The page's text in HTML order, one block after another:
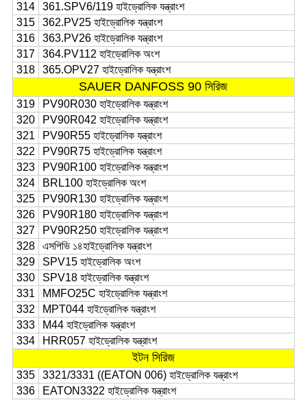
314
361.SPV6/119 হাইড্রোলিক যন্ত্রাংশ
315
362.PV25 হাইড্রোলিক যন্ত্রাংশ
316
363.PV26 হাইড্রোলিক যন্ত্রাংশ
317
364.PV112 হাইড্রোলিক অংশ
318
365.OPV27 হাইড্রোলিক যন্ত্রাংশ
SAUER DANFOSS 90 সিরিজ
319
PV90R030 হাইড্রোলিক যন্ত্রাংশ
320
PV90R042 হাইড্রোলিক যন্ত্রাংশ
321
PV90R55 হাইড্রোলিক যন্ত্রাংশ
322
PV90R75 হাইড্রোলিক যন্ত্রাংশ
323
PV90R100 হাইড্রোলিক যন্ত্রাংশ
324
BRL100 হাইড্রোলিক অংশ
325
PV90R130 হাইড্রোলিক যন্ত্রাংশ
326
PV90R180 হাইড্রোলিক যন্ত্রাংশ
327
PV90R250 হাইড্রোলিক যন্ত্রাংশ
328
এসপিভি ১৪হাইড্রোলিক যন্ত্রাংশ
329
SPV15 হাইড্রোলিক অংশ
330
SPV18 হাইড্রোলিক যন্ত্রাংশ
331
MMFO25C হাইড্রোলিক যন্ত্রাংশ
332
MPT044 হাইড্রোলিক যন্ত্রাংশ
333
M44 হাইড্রোলিক যন্ত্রাংশ
334
HRR057 হাইড্রোলিক যন্ত্রাংশ
ইটন সিরিজ
335
3321/3331 ((EATON 006) হাইড্রোলিক যন্ত্রাংশ
336
EATON3322 হাইড্রোলিক যন্ত্রাংশ